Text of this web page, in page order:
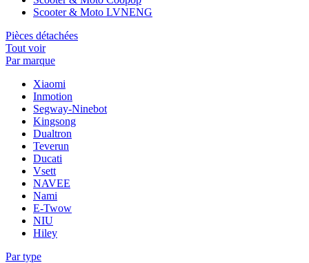
Scooter & Moto LVNENG
Pièces détachées
Tout voir
Par marque
Xiaomi
Inmotion
Segway-Ninebot
Kingsong
Dualtron
Teverun
Ducati
Vsett
NAVEE
Nami
E-Twow
NIU
Hiley
Par type